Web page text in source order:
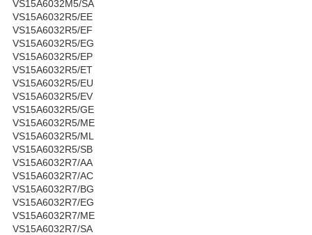
VS15A6032M5/SA
VS15A6032R5/EE
VS15A6032R5/EF
VS15A6032R5/EG
VS15A6032R5/EP
VS15A6032R5/ET
VS15A6032R5/EU
VS15A6032R5/EV
VS15A6032R5/GE
VS15A6032R5/ME
VS15A6032R5/ML
VS15A6032R5/SB
VS15A6032R7/AA
VS15A6032R7/AC
VS15A6032R7/BG
VS15A6032R7/EG
VS15A6032R7/ME
VS15A6032R7/SA